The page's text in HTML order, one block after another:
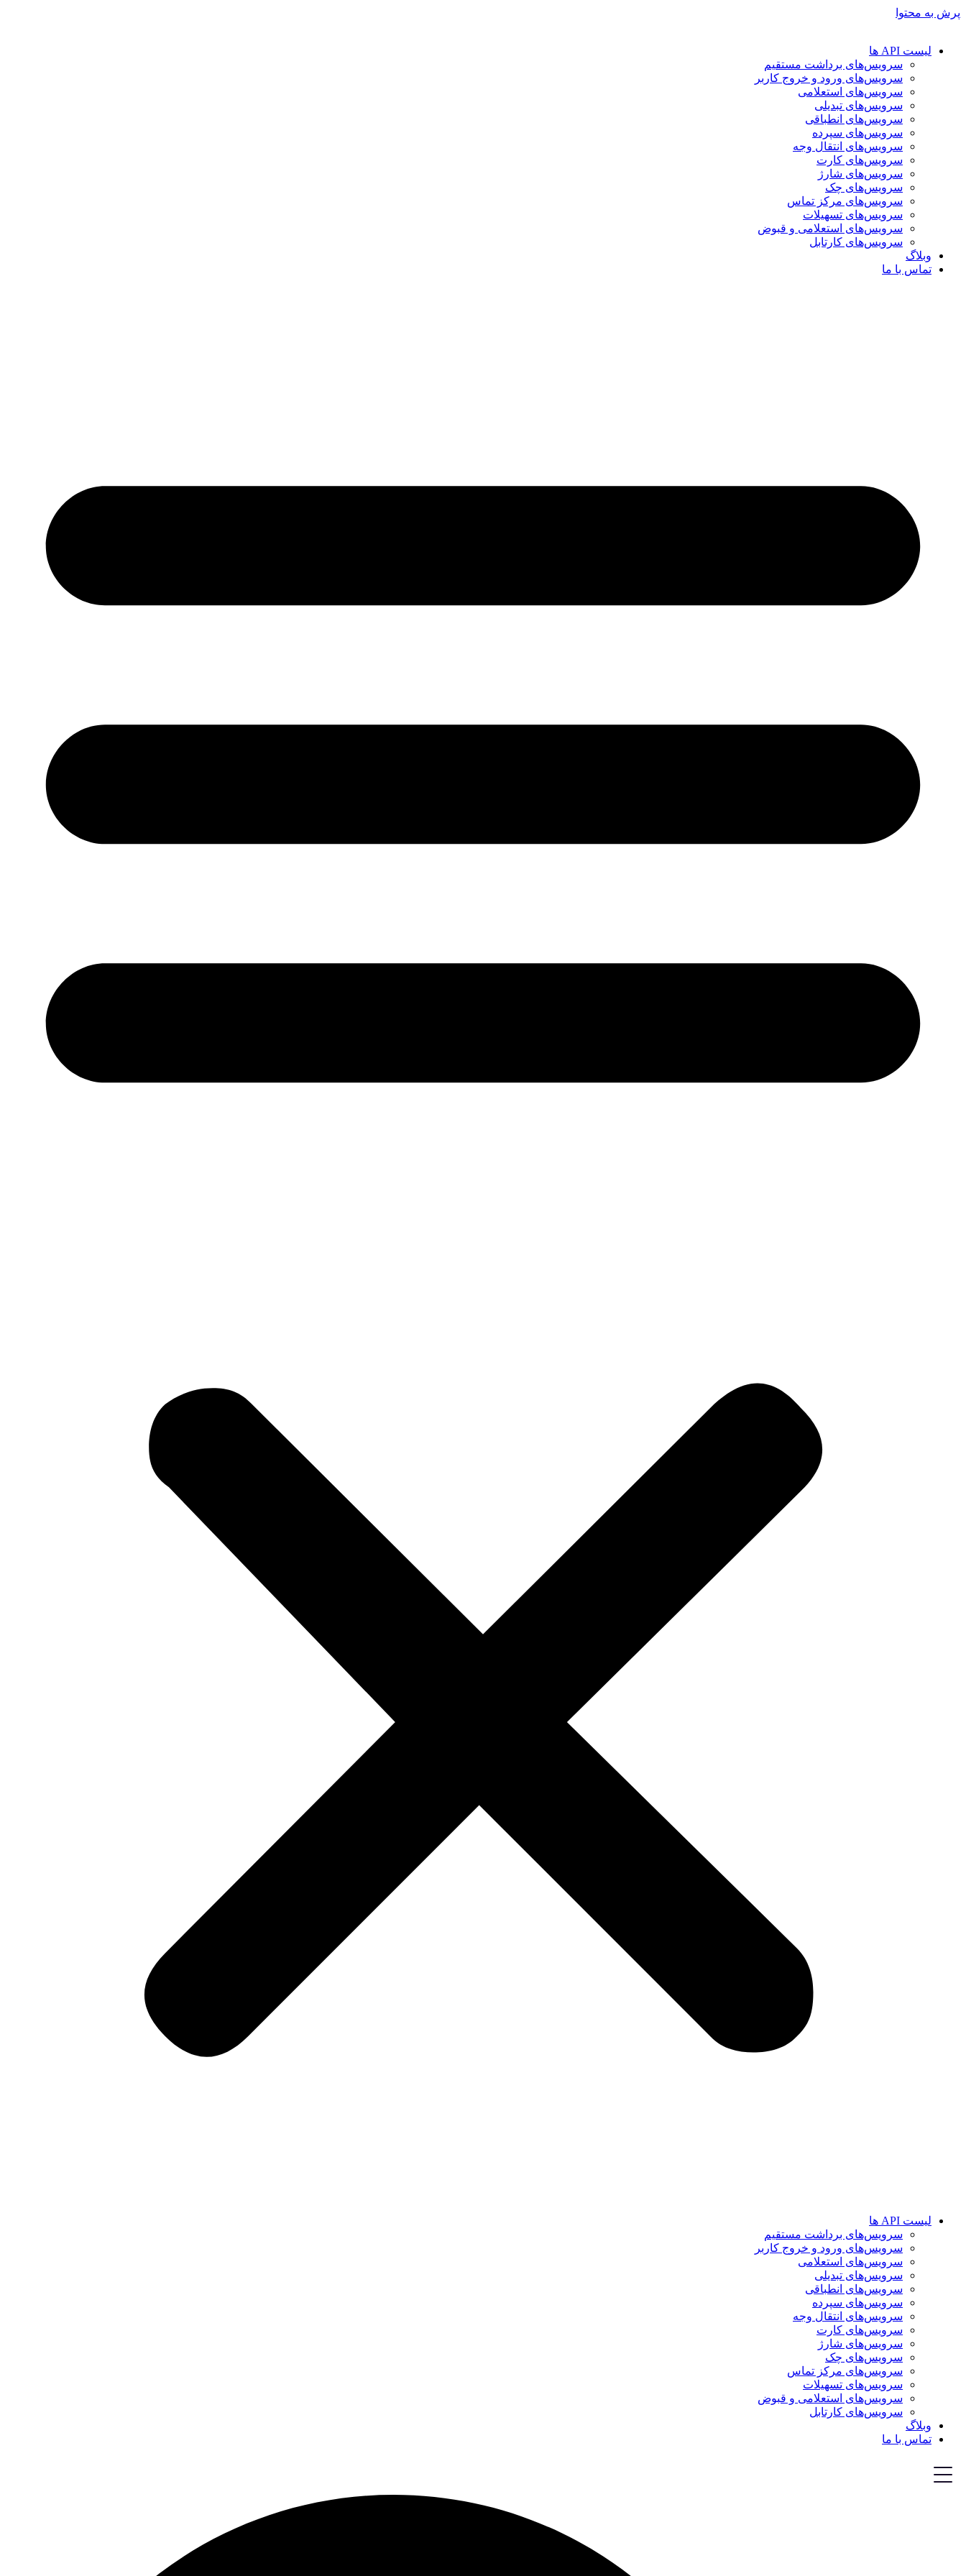
پرش به محتوا
لیست API ها
سرویس‌های برداشت مستقیم
سرویس‌های ورود و خروج کاربر
سرویس‌های استعلامی
سرویس‌های تبدیلی
سرویس‌های انطباقی
سرویس‌های سپرده
سرویس‌های انتقال وجه
سرویس‌های کارت
سرویس‌های شارژ
سرویس‌های چک
سرویس‌های مرکز تماس
سرویس‌های تسهیلات
سرویس‌های استعلامی و قبوض
سرویس‌های کارتابل
وبلاگ
تماس با ما
لیست API ها
سرویس‌های برداشت مستقیم
سرویس‌های ورود و خروج کاربر
سرویس‌های استعلامی
سرویس‌های تبدیلی
سرویس‌های انطباقی
سرویس‌های سپرده
سرویس‌های انتقال وجه
سرویس‌های کارت
سرویس‌های شارژ
سرویس‌های چک
سرویس‌های مرکز تماس
سرویس‌های تسهیلات
سرویس‌های استعلامی و قبوض
سرویس‌های کارتابل
وبلاگ
تماس با ما